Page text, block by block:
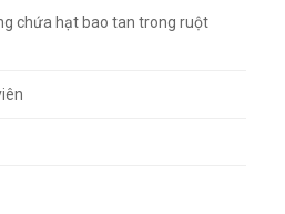
chứa hạt bao tan trong ruột